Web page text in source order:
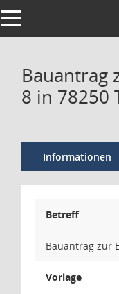
Toggle navigation
Bauantrag
8 in 78250
Informationen
Betreff
Bauantrag zur
Vorlage